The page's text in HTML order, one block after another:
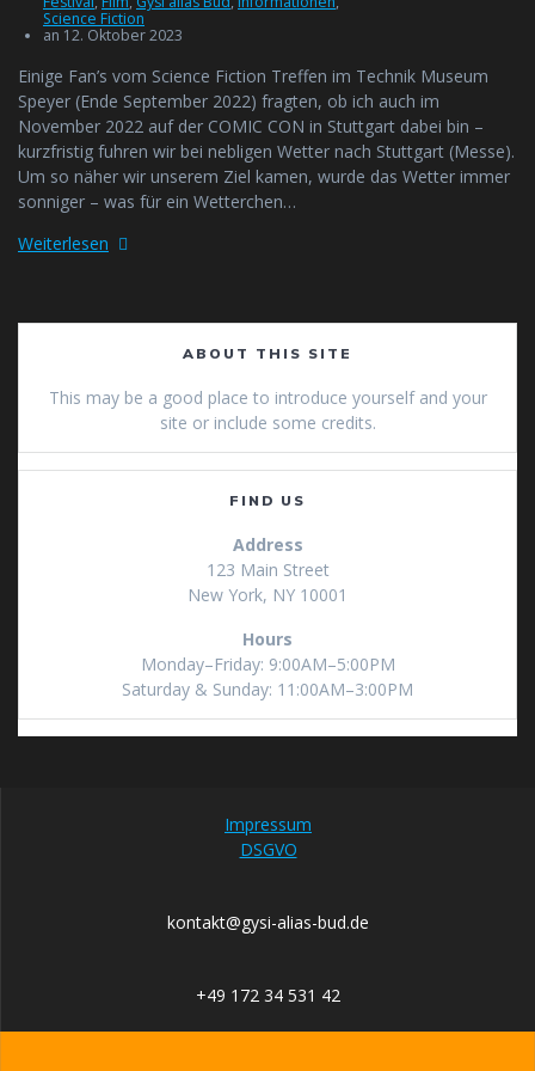
Science Fiction
an 12. Oktober 2023
Einige Fan’s vom Science Fiction Treffen im Technik Museum
Speyer (Ende September 2022) fragten, ob ich auch im
November 2022 auf der COMIC CON in Stuttgart dabei bin –
kurzfristig fuhren wir bei nebligen Wetter nach Stuttgart (Messe).
Um so näher wir unserem Ziel kamen, wurde das Wetter immer
sonniger – was für ein Wetterchen…
Weiterlesen
ABOUT THIS SITE
This may be a good place to introduce yourself and your
site or include some credits.
FIND US
Address
123 Main Street
New York, NY 10001
Hours
Monday–Friday: 9:00AM–5:00PM
Saturday & Sunday: 11:00AM–3:00PM
Impressum
DSGVO
kontakt@gysi-alias-bud.de
+49 172 34 531 42